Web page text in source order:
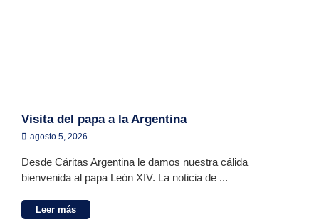
Visita del papa a la Argentina
agosto 5, 2026
Desde Cáritas Argentina le damos nuestra cálida
bienvenida al papa León XIV. La noticia de ...
Leer más